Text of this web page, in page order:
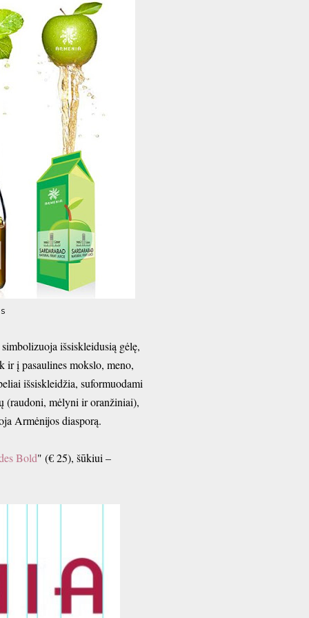
išsiskleidusią gėlę,
į pasaulines mokslo, meno,
išsiskleidžia, suformuodami
(raudoni, mėlyni ir oranžiniai),
Armėnijos diasporą.
Bold" (€ 25), šūkiui –